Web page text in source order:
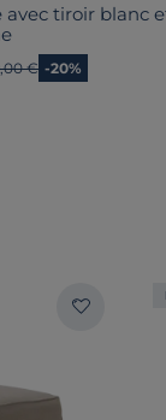
avec tiroir blanc
prix
€ -20%